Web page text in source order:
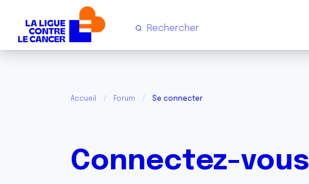
Accueil Forum Se connecter
Connectez-vous